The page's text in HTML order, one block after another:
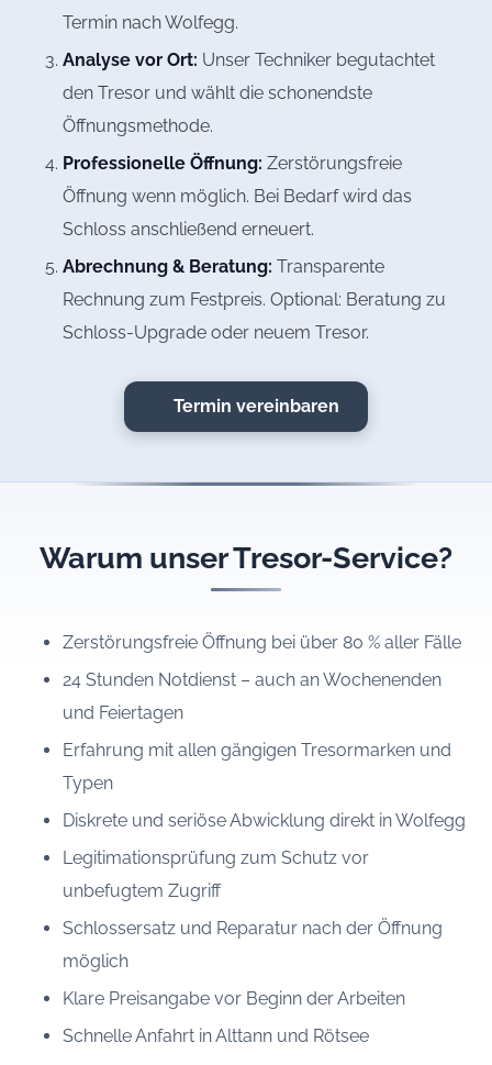
Termin nach Wolfegg.
Analyse vor Ort: Unser Techniker begutachtet
den Tresor und wählt die schonendste
Öffnungsmethode.
Professionelle Öffnung: Zerstörungsfreie
Öffnung wenn möglich. Bei Bedarf wird das
Schloss anschließend erneuert.
Abrechnung & Beratung: Transparente
Rechnung zum Festpreis. Optional: Beratung zu
Schloss-Upgrade oder neuem Tresor.
Termin vereinbaren
Warum unser Tresor-Service?
Zerstörungsfreie Öffnung bei über 80 % aller Fälle
24 Stunden Notdienst – auch an Wochenenden
und Feiertagen
Erfahrung mit allen gängigen Tresormarken und
Typen
Diskrete und seriöse Abwicklung direkt in Wolfegg
Legitimationsprüfung zum Schutz vor
unbefugtem Zugriff
Schlossersatz und Reparatur nach der Öffnung
möglich
Klare Preisangabe vor Beginn der Arbeiten
Schnelle Anfahrt in Alttann und Rötsee